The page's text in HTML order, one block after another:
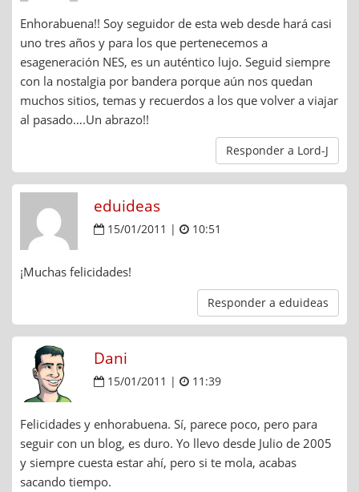
Enhorabuena!! Soy seguidor de esta web desde hará casi
uno tres años y para los que pertenecemos a
esageneración NES, es un auténtico lujo. Seguid siempre
con la nostalgia por bandera porque aún nos quedan
muchos sitios, temas y recuerdos a los que volver a viajar
al pasado….Un abrazo!!
Responder a Lord-J
eduideas
15/01/2011 | 10:51
¡Muchas felicidades!
Responder a eduideas
Dani
15/01/2011 | 11:39
Felicidades y enhorabuena. Sí, parece poco, pero para
seguir con un blog, es duro. Yo llevo desde Julio de 2005
y siempre cuesta estar ahí, pero si te mola, acabas
sacando tiempo.